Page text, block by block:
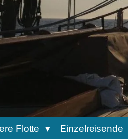
Flotte Einzelreisende